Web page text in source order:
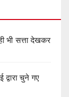
भी सत्ता देखकर
चुने गए